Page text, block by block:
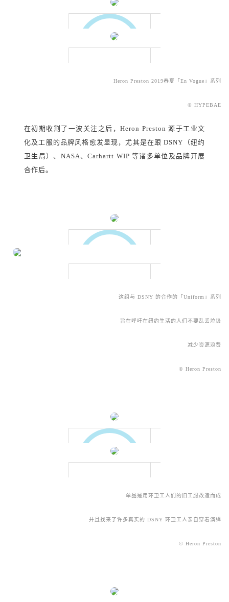
Heron Preston 2019春夏「En Vogue」系列
© HYPEBAE
在初期收割了一波关注之后，Heron Preston 源于工业文
化及工服的品牌风格愈发显现，尤其是在跟 DSNY（纽约
卫生局）、NASA、Carhartt WIP 等诸多单位及品牌开展
合作后。
这组与 DSNY 的合作的「Uniform」系列
旨在呼吁在纽约生活的人们不要乱丢垃圾
减少资源浪费
© Heron Preston
单品是用环卫工人们的旧工服改造而成
并且找来了许多真实的 DSNY 环卫工人亲自穿着演绎
© Heron Preston